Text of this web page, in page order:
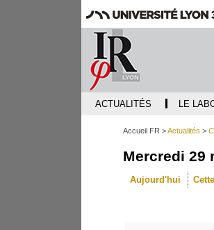
ACTUALITÉS LE
Accueil FR Actualités
Mercredi 29
Aujourd'hui